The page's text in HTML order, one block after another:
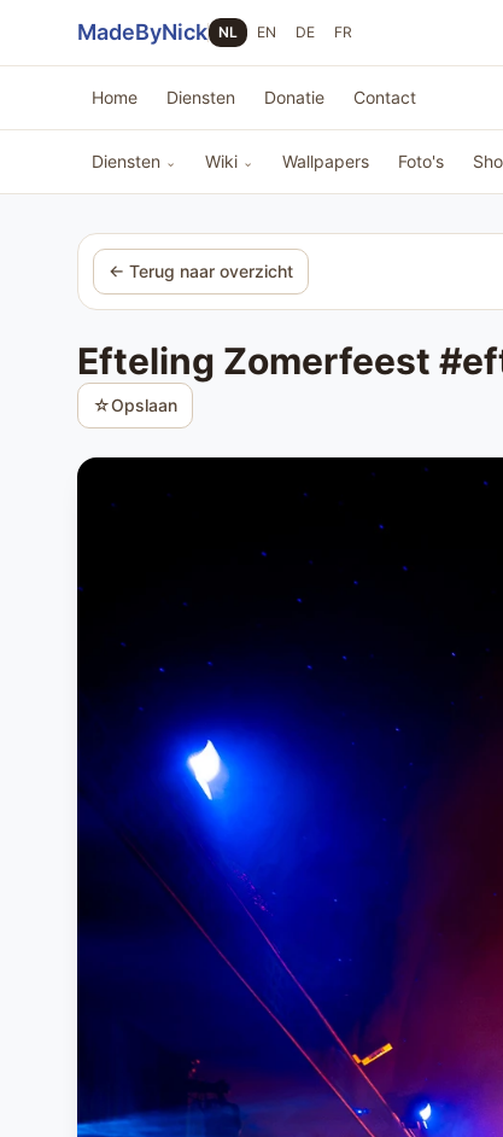
MadeByNick NL EN DE FR
Home Diensten Donatie Contact
Diensten ⌄ Wiki ⌄ Wallpapers Foto's
← Terug naar overzicht
Efteling Zomerfeest
☆Opslaan